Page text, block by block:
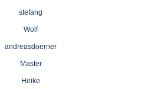
stefang
Wolf
andreasdoerner
Master
Heike